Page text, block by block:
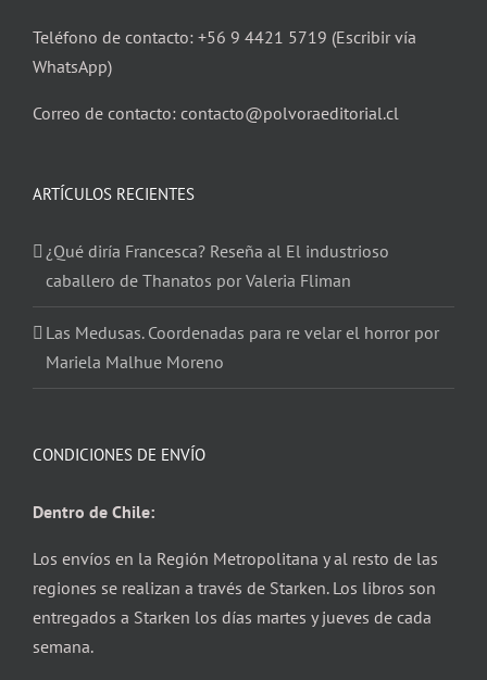
Teléfono de contacto: +56 9 4421 5719 (Escribir vía
WhatsApp)
Correo de contacto: contacto@polvoraeditorial.cl
ARTÍCULOS RECIENTES
¿Qué diría Francesca? Reseña al El industrioso
caballero de Thanatos por Valeria Fliman
Las Medusas. Coordenadas para re velar el horror por
Mariela Malhue Moreno
CONDICIONES DE ENVÍO
Dentro de Chile:
Los envíos en la Región Metropolitana y al resto de las
regiones se realizan a través de Starken. Los libros son
entregados a Starken los días martes y jueves de cada
semana.